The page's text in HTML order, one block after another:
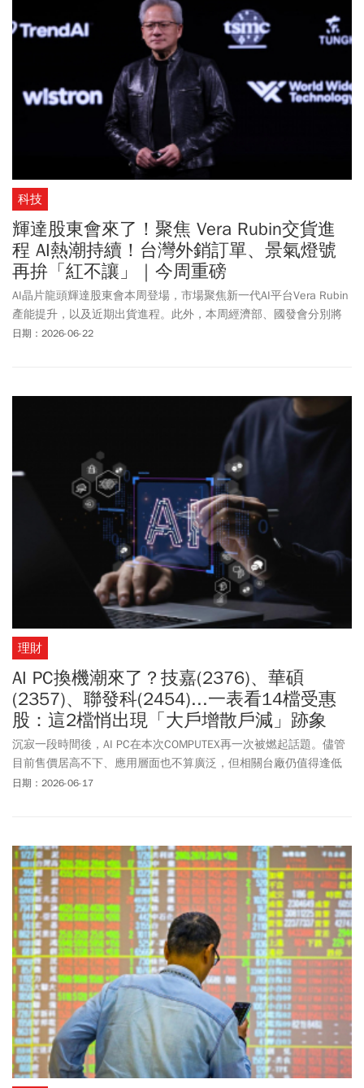
科技
輝達股東會來了！聚焦 Vera Rubin交貨進
程 AI熱潮持續！台灣外銷訂單、景氣燈號
再拚「紅不讓」｜今周重磅
AI晶片龍頭輝達股東會本周登場，市場聚焦新一代AI平台Vera Rubin
產能提升，以及近期出貨進程。此外，本周經濟部、國發會分別將
發布外銷訂單、景氣燈號數據，受惠AI發展、出口暢旺，預料可望再
日期：2026-06-22
理財
AI PC換機潮來了？技嘉(2376)、華碩
(2357)、聯發科(2454)...一表看14檔受惠
股：這2檔悄出現「大戶增散戶減」跡象
沉寂一段時間後，AI PC在本次COMPUTEX再一次被燃起話題。儘管
目前售價居高不下、應用層面也不算廣泛，但相關台廠仍值得逢低
布局。
日期：2026-06-17